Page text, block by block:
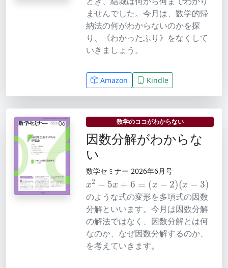
ませんでした。今月は、数学的帰
納法の何がわからないのかを探
り、《わかったふり》をなくして
いきましょう。
Amazon Kindle
数学のココがわからない
因数分解がわからな
い
数学セミナー 2026年6月号
x2−5x + =(x−2)(x−3 )
のような式の変形を多項式の因数
分解といいます。今月は因数分解
の解法ではなく、因数分解とは何
なのか、なぜ因数分解するのか、
を考えていきます。